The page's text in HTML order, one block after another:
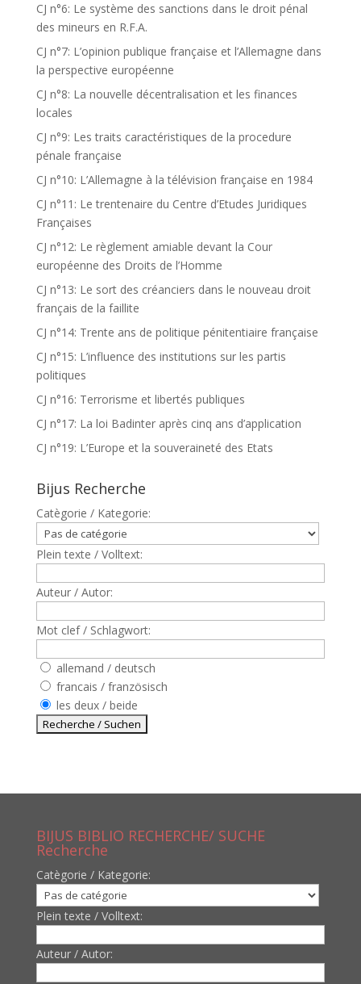
CJ n°6: Le système des sanctions dans le droit pénal
des mineurs en R.F.A.
CJ n°7: L’opinion publique française et l’Allemagne dans
la perspective européenne
CJ n°8: La nouvelle décentralisation et les finances
locales
CJ n°9: Les traits caractéristiques de la procedure
pénale française
CJ n°10: L’Allemagne à la télévision française en 1984
CJ n°11: Le trentenaire du Centre d’Etudes Juridiques
Françaises
CJ n°12: Le règlement amiable devant la Cour
européenne des Droits de l’Homme
CJ n°13: Le sort des créanciers dans le nouveau droit
français de la faillite
CJ n°14: Trente ans de politique pénitentiaire française
CJ n°15: L’influence des institutions sur les partis
politiques
CJ n°16: Terrorisme et libertés publiques
CJ n°17: La loi Badinter après cinq ans d’application
CJ n°19: L’Europe et la souveraineté des Etats
Bijus Recherche
Catègorie / Kategorie:
Plein texte / Volltext:
Auteur / Autor:
Mot clef / Schlagwort:
allemand / deutsch
francais / französisch
les deux / beide
BIJUS BIBLIO RECHERCHE/ SUCHE
Recherche
Catègorie / Kategorie:
Plein texte / Volltext:
Auteur / Autor: